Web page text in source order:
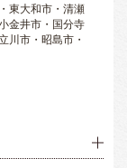
東大和市・清瀬
金井市・国分寺
川市・昭島市・